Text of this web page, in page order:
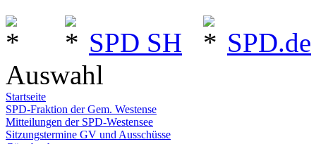
SPD SH
SPD.de
Auswahl
Startseite
SPD-Fraktion der Gem. Westense
Mitteilungen der SPD-Westensee
Sitzungstermine GV und Ausschüsse